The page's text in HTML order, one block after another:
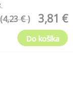
.
3,81 €
(4,23 € )
Do košíka